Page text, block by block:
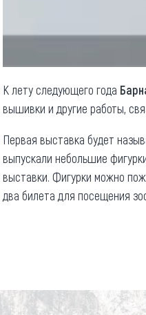
К лету следующего года
вышивки и другие работы,
Первая выставка будет
выпускали небольшие
выставки. Фигурки можно
два билета для посещения